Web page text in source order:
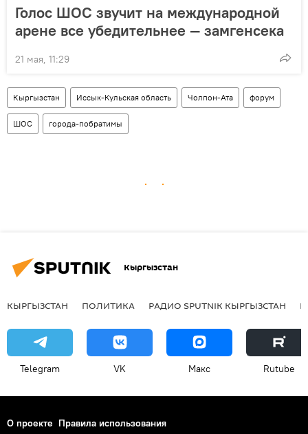
Голос ШОС звучит на международной
арене все убедительнее — замгенсека
21 мая, 11:29
Кыргызстан Иссык-Кульская область Чолпон-Ата форум
ШОС города-побратимы
Кыргызстан
КЫРГЫЗСТАН ПОЛИТИКА РАДИО SPUTNIK КЫРГЫЗСТАН
Telegram VK Макс Rutube
О проекте Правила использования